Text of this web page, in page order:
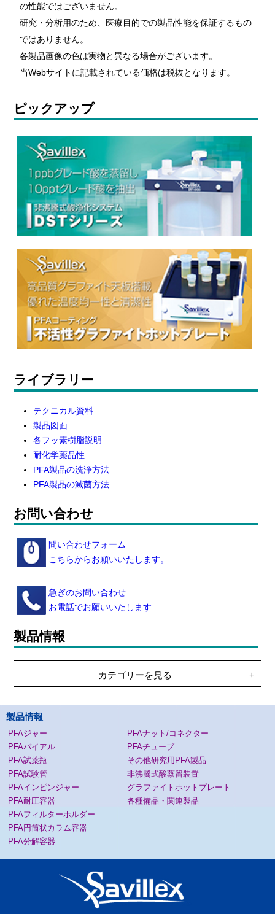
の性能ではございません。
研究・分析用のため、医療目的での製品性能を保証するもの
ではありません。
各製品画像の色は実物と異なる場合がございます。
当Webサイトに記載されている価格は税抜となります。
ピックアップ
ライブラリー
テクニカル資料
製品図面
各フッ素樹脂説明
耐化学薬品性
PFA製品の洗浄方法
PFA製品の滅菌方法
お問い合わせ
問い合わせフォーム
こちらからお願いいたします。
急ぎのお問い合わせ
お電話でお願いいたします
製品情報
カテゴリーを見る
製品情報
PFAジャー
PFAバイアル
PFA試薬瓶
PFA試験管
PFAインピンジャー
PFA耐圧容器
PFAフィルターホルダー
PFA円筒状カラム容器
PFA分解容器
PFAナット/コネクター
PFAチューブ
その他研究用PFA製品
非沸騰式酸蒸留装置
グラファイトホットプレート
各種備品・関連製品